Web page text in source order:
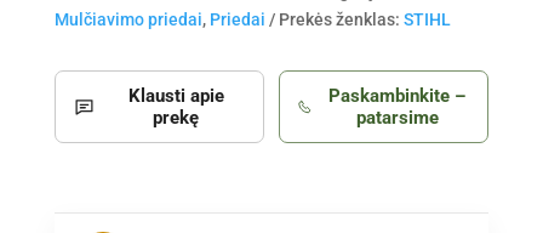
Mulčiavimo priedai, Priedai Prekės ženklas: STIHL
Klausti apie
prekę
Paskambinkite –
patarsime